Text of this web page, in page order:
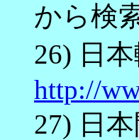
から検
26) 日
http://
27) 日